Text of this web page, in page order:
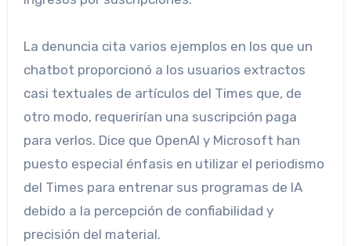
La denuncia cita varios ejemplos en los que un
chatbot proporcionó a los usuarios extractos
casi textuales de artículos del Times que, de
otro modo, requerirían una suscripción paga
para verlos. Dice que OpenAI y Microsoft han
puesto especial énfasis en utilizar el periodismo
del Times para entrenar sus programas de IA
debido a la percepción de confiabilidad y
precisión del material.